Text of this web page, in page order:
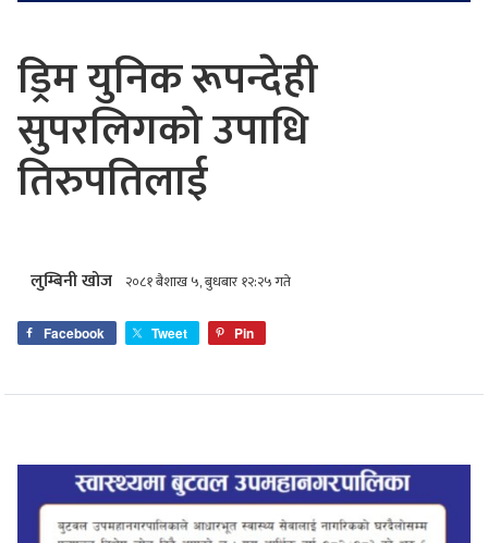
ड्रिम युनिक रूपन्देही
सुपरलिगको उपाधि
तिरुपतिलाई
लुम्बिनी खोज २०८१ बैशाख ५, बुधबार १२:२५ गते
Facebook Tweet Pin